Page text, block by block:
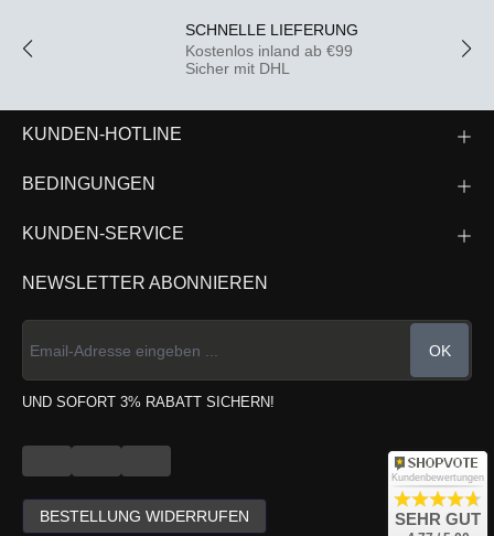
SCHNELLE LIEFERUNG
Kostenlos inland ab €99
Sicher mit DHL
KUNDEN-HOTLINE
BEDINGUNGEN
KUNDEN-SERVICE
NEWSLETTER ABONNIEREN
OK
UND SOFORT 3% RABATT SICHERN!
BESTELLUNG WIDERRUFEN
Kundenbewertungen
SEHR GUT